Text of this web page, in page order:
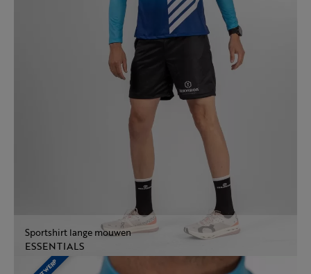
Sportshirt lange mouwen
ESSENTIALS